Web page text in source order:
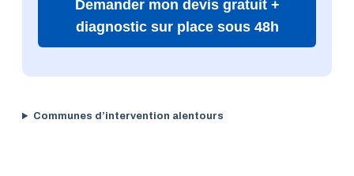
Demander mon devis gratuit +
diagnostic sur place sous 48h
Communes d’intervention alentours